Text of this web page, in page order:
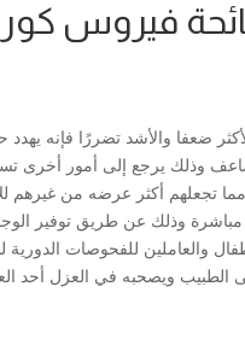
فيروس
ضعفا والأشد تضررًا فإنه يهدد
وذلك يرجع إلى أمور أخرى
تجعلهم أكثر عرضه من غيرهم
مباشرة وذلك عن طريق توفير
والعاملين للفحوصات الدورية
ويصحبه في العزل أحد